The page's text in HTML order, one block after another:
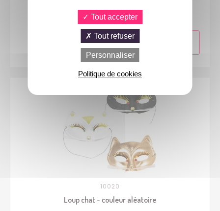
Masque dinosaure - adulte
10020
Loup chat - couleur aléatoire
Tout accepter
Tout refuser
Personnaliser
Politique de cookies